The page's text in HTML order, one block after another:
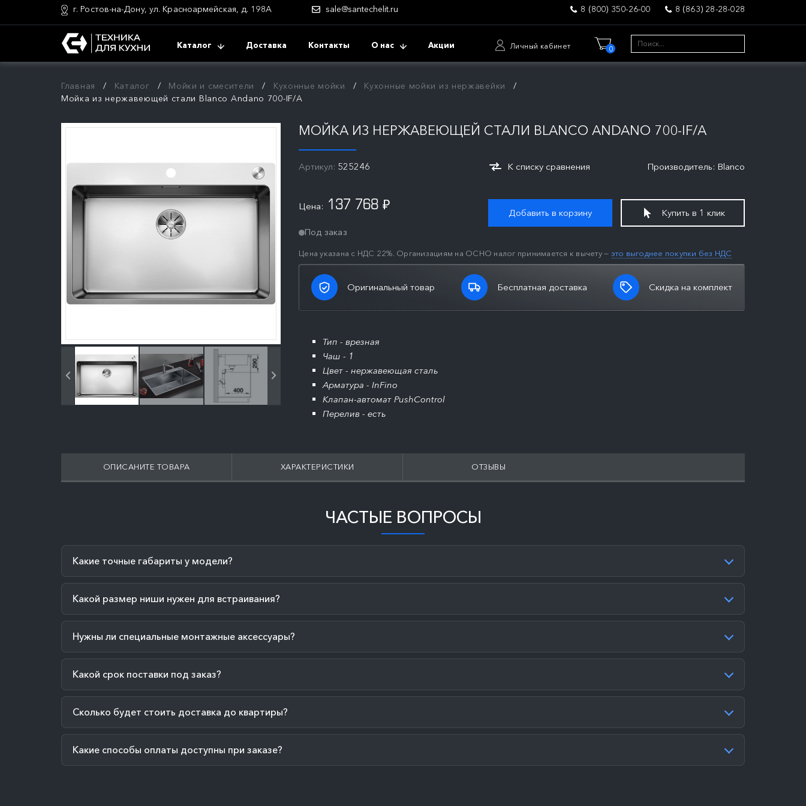
г. Ростов-на-Дону, ул. Красноармейская, д. 198А sale@santechelit.ru 8 (800) 350-26-00 8 (863) 28-28-028
Каталог Доставка Контакты О нас Акции Личный кабинет 0
Главная Каталог Мойки и смесители Кухонные мойки
Кухонные мойки из нержавейки
Мойка из нержавеющей стали Blanco Andano 700-IF/A
МОЙКА ИЗ НЕРЖАВЕЮЩЕЙ СТАЛИ BLANCO ANDANO 700-IF/A
Артикул: 525246 К списку сравнения Производитель: Blanco
Цена: 137 768 ₽
Под заказ
Цена указана с НДС 22%. Организациям на ОСНО налог принимается к вычету — это выгоднее покупки без НДС
Добавить в корзину Купить в 1 клик
Оригинальный товар Бесплатная доставка Скидка на комплект
Тип - врезная
Чаш - 1
Цвет - нержавеющая сталь
Арматура - InFino
Клапан-автомат PushControl
Перелив - есть
ОПИСАНИТЕ ТОВАРА ХАРАКТЕРИСТИКИ ОТЗЫВЫ
ЧАСТЫЕ ВОПРОСЫ
Какие точные габариты у модели?
Какой размер ниши нужен для встраивания?
Нужны ли специальные монтажные аксессуары?
Какой срок поставки под заказ?
Сколько будет стоить доставка до квартиры?
Какие способы оплаты доступны при заказе?